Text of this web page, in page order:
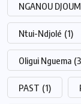
NGANOU
Ntui-Ndjolé (1)
Oligui Nguema
PAST (1)